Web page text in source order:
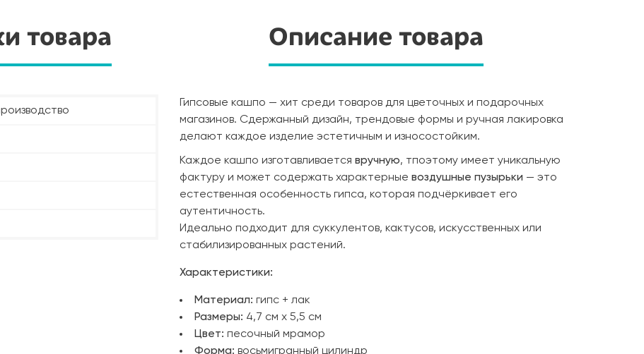
товара Описание товара
Гипсовые кашпо — хит среди товаров для цветочных и подарочных
магазинов. Сдержанный дизайн, трендовые формы и ручная лакировка
делают каждое изделие эстетичным и износостойким.
Каждое кашпо изготавливается вручную, тпоэтому имеет уникальную
фактуру и может содержать характерные воздушные пузырьки — это
естественная особенность гипса, которая подчёркивает его
аутентичность.
Идеально подходит для суккулентов, кактусов, искусственных или
стабилизированных растений.
Характеристики:
Материал: гипс + лак
Размеры: 4,7 см х 5,5 см
Цвет: песочный мрамор
Форма: восьмигранный цилиндр